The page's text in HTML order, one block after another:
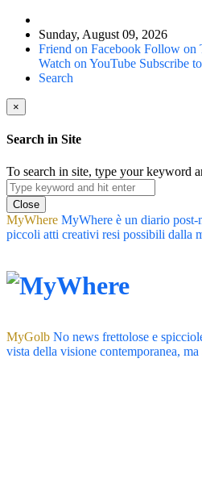
Sunday, August 09, 2026
Friend on Facebook Follow on
Watch on YouTube Subscribe
Search
×
Search in Site
To search in site, type your keyword
Close
MyWhere MyWhere è un diario post-
piccoli atti creativi resi possibili dalla
MyGolb No news frettolose e
vista della visione contemporanea,